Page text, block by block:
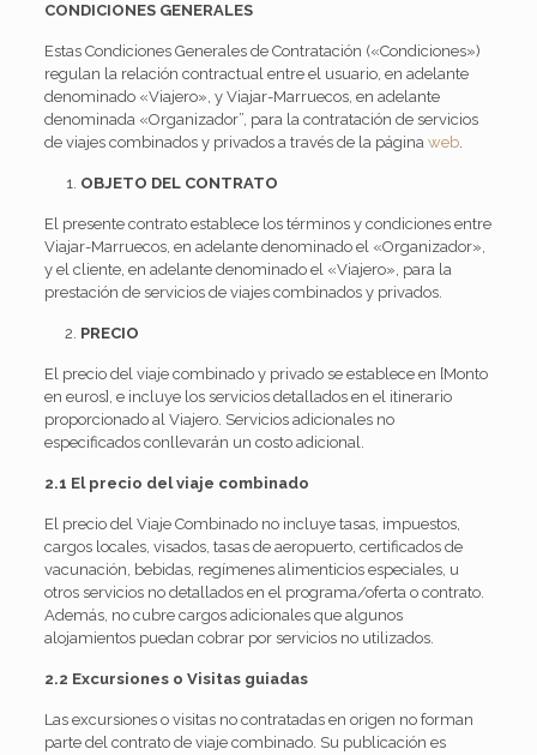
CONDICIONES GENERALES
Estas Condiciones Generales de Contratación («Condiciones»)
regulan la relación contractual entre el usuario, en adelante
denominado «Viajero», y Viajar-Marruecos, en adelante
denominada «Organizador”, para la contratación de servicios
de viajes combinados y privados a través de la página web.
OBJETO DEL CONTRATO
El presente contrato establece los términos y condiciones entre
Viajar-Marruecos, en adelante denominado el «Organizador»,
y el cliente, en adelante denominado el «Viajero», para la
prestación de servicios de viajes combinados y privados.
PRECIO
El precio del viaje combinado y privado se establece en [Monto
en euros], e incluye los servicios detallados en el itinerario
proporcionado al Viajero. Servicios adicionales no
especificados conllevarán un costo adicional.
2.1 El precio del viaje combinado
El precio del Viaje Combinado no incluye tasas, impuestos,
cargos locales, visados, tasas de aeropuerto, certificados de
vacunación, bebidas, regímenes alimenticios especiales, u
otros servicios no detallados en el programa/oferta o contrato.
Además, no cubre cargos adicionales que algunos
alojamientos puedan cobrar por servicios no utilizados.
2.2 Excursiones o Visitas guiadas
Las excursiones o visitas no contratadas en origen no forman
parte del contrato de viaje combinado. Su publicación es